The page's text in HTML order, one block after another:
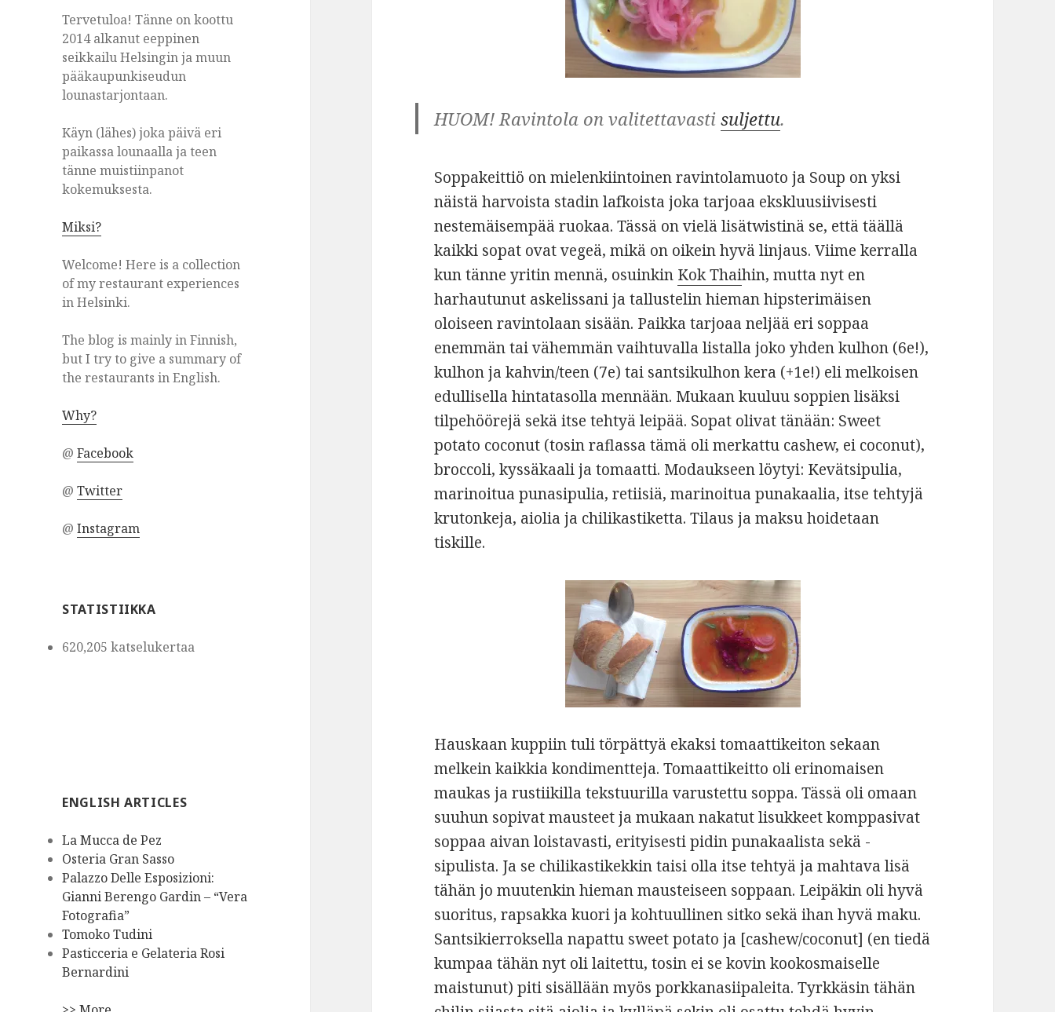
Tervetuloa! Tänne on koottu
2014 alkanut eeppinen
seikkailu Helsingin ja muun
pääkaupunkiseudun
lounastarjontaan.
Käyn (lähes) joka päivä eri
paikassa lounaalla ja teen
tänne muistiinpanot
kokemuksesta.
Miksi?
Welcome! Here is a collection
of my restaurant experiences
in Helsinki.
The blog is mainly in Finnish,
but I try to give a summary of
the restaurants in English.
Why?
@Facebook
@Twitter
@Instagram
STATISTIIKKA
620,205 katselukertaa
ENGLISH ARTICLES
La Mucca de Pez
Osteria Gran Sasso
Palazzo Delle Esposizioni:
Gianni Berengo Gardin – “Vera
Fotografia”
Tomoko Tudini
Pasticceria e Gelateria Rosi
Bernardini
HUOM! Ravintola on valitettavastisuljettu.
Soppakeittiö on mielenkiintoinen ravintolamuoto ja Soup on yksi
näistä harvoista stadin lafkoista joka tarjoaa ekskluusiivisesti
nestemäisempää ruokaa. Tässä on vielä lisätwistinä se, että täällä
kaikki sopat ovat vegeä, mikä on oikein hyvä linjaus. Viime kerralla
kun tänne yritin mennä, osuinkin Kok Thaihin, mutta nyt en
harhautunut askelissani ja tallustelin hieman hipsterimäisen
oloiseen ravintolaan sisään. Paikka tarjoaa neljää eri soppaa
enemmän tai vähemmän vaihtuvalla listalla joko yhden kulhon (6e!),
kulhon ja kahvin/teen (7e) tai santsikulhon kera (+1e!) eli melkoisen
edullisella hintatasolla mennään. Mukaan kuuluu soppien lisäksi
tilpehöörejä sekä itse tehtyä leipää. Sopat olivat tänään: Sweet
potato coconut (tosin raflassa tämä oli merkattu cashew, ei coconut),
broccoli, kyssäkaali ja tomaatti. Modaukseen löytyi: Kevätsipulia,
marinoitua punasipulia, retiisiä, marinoitua punakaalia, itse tehtyjä
krutonkeja, aiolia ja chilikastiketta. Tilaus ja maksu hoidetaan
tiskille.
Hauskaan kuppiin tuli törpättyä ekaksi tomaattikeiton sekaan
melkein kaikkia kondimentteja. Tomaattikeitto oli erinomaisen
maukas ja rustiikilla tekstuurilla varustettu soppa. Tässä oli omaan
suuhun sopivat mausteet ja mukaan nakatut lisukkeet komppasivat
soppaa aivan loistavasti, erityisesti pidin punakaalista sekä -
sipulista. Ja se chilikastikekkin taisi olla itse tehtyä ja mahtava lisä
tähän jo muutenkin hieman mausteiseen soppaan. Leipäkin oli hyvä
suoritus, rapsakka kuori ja kohtuullinen sitko sekä ihan hyvä maku.
Santsikierroksella napattu sweet potato ja [cashew/coconut] (en tiedä
kumpaa tähän nyt oli laitettu, tosin ei se kovin kookosmaiselle
maistunut) piti sisällään myös porkkanasiipaleita. Tyrkkäsin tähän